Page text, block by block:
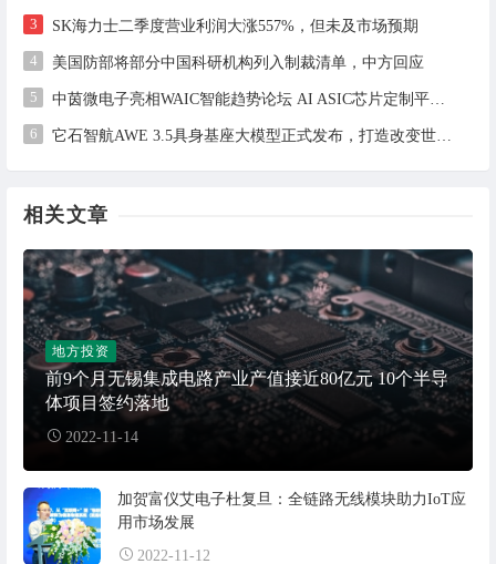
3 SK海力士二季度营业利润大涨557%，但未及市场预期
4 美国防部将部分中国科研机构列入制裁清单，中方回应
5 中茵微电子亮相WAIC智能趋势论坛 AI ASIC芯片定制平台赋能工业AI落地
6 它石智航AWE 3.5具身基座大模型正式发布，打造改变世界的物理AI
相关文章
地方投资
前9个月无锡集成电路产业产值接近80亿元 10个半导
体项目签约落地
2022-11-14
加贺富仪艾电子杜复旦：全链路无线模块助力IoT应
用市场发展
2022-11-12